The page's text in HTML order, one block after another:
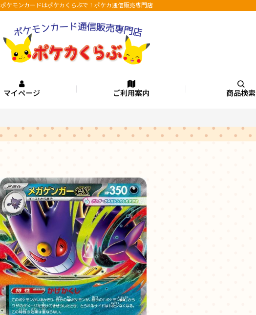
ポケモンカードはポケカくらぶで！ポケカ通信販売専門店
マイページ ご利用案内 商品検索